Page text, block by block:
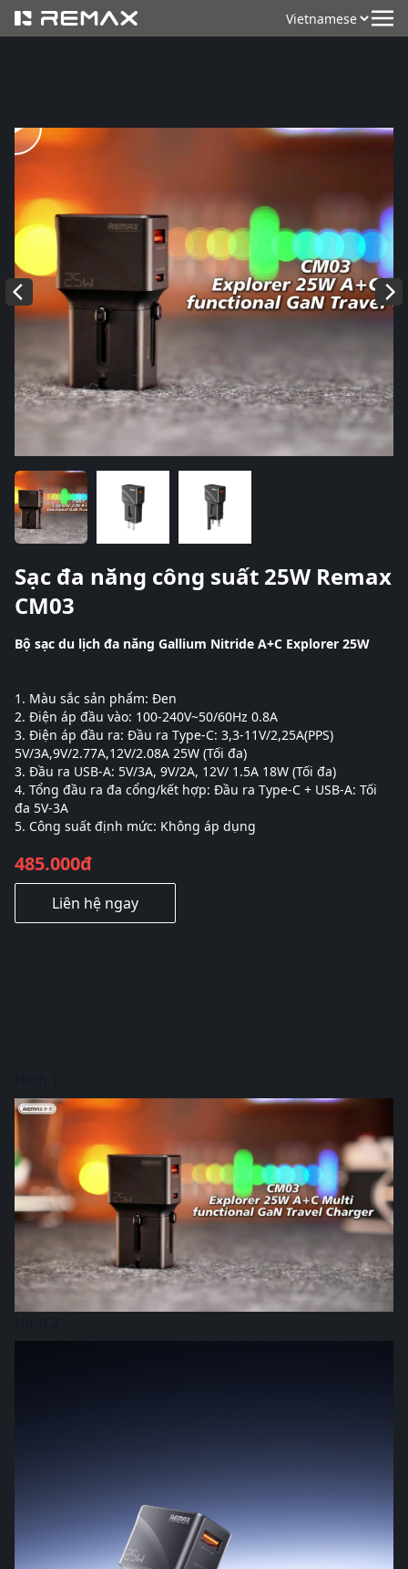
Sạc đa năng công suất 25W Remax
CM03
Bộ sạc du lịch đa năng Gallium Nitride A+C Explorer 25W
1. Màu sắc sản phẩm: Đen
2. Điện áp đầu vào: 100-240V~50/60Hz 0.8A
3. Điện áp đầu ra: Đầu ra Type-C: 3,3-11V/2,25A(PPS)
5V/3A,9V/2.77A,12V/2.08A 25W (Tối đa)
3. Đầu ra USB-A: 5V/3A, 9V/2A, 12V/ 1.5A 18W (Tối đa)
4. Tổng đầu ra đa cổng/kết hợp: Đầu ra Type-C + USB-A: Tối
đa 5V-3A
5. Công suất định mức: Không áp dụng
485.000đ
Liên hệ ngay